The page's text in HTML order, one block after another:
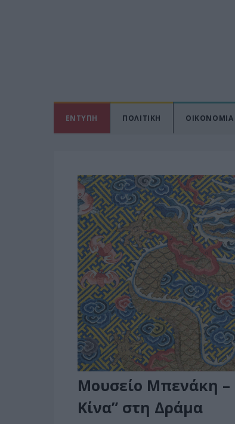
ΕΝΤΥΠΗ ΠΟΛΙΤΙΚΗ ΟΙΚΟΝΟΜΙΑ
Μουσείο Μπενάκη –
Κίνα” στη Δράμα